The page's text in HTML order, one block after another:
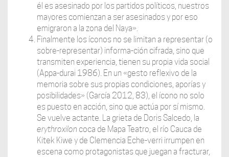
él es asesinado por los partidos políticos, nuestros
mayores comienzan a ser asesinados y por eso
emigraron a la zona del Naya».
Finalmente los íconos no se limitan a representar (o
sobre-representar) informa-ción cifrada, sino que
transmiten experiencia, tienen su propia vida social
(Appa-durai 1986). En un «gesto reflexivo de la
memoria sobre sus propias condiciones, aporías y
posibilidades» (García 2012, 83), el ícono no solo
es puesto en acción, sino que actúa por sí mismo.
Se vuelve actante. La grieta de Doris Salcedo, la
erythroxilon coca de Mapa Teatro, el río Cauca de
Kitek Kiwe y de Clemencia Eche-verri irrumpen en
escena como protagonistas que juegan a fracturar,